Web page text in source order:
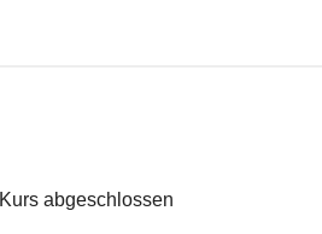
Kurs abgeschlossen